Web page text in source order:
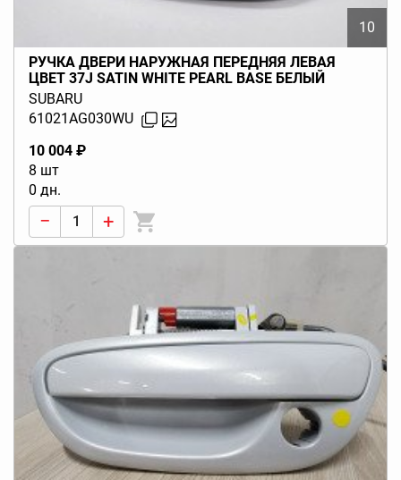
10
РУЧКА ДВЕРИ НАРУЖНАЯ ПЕРЕДНЯЯ ЛЕВАЯ
ЦВЕТ 37J SATIN WHITE PEARL BASE БЕЛЫЙ
LEGACY BL BP (B13) 2003-2009
SUBARU
61021AG030WU
10 004 ₽
8 шт
0 дн.
− +